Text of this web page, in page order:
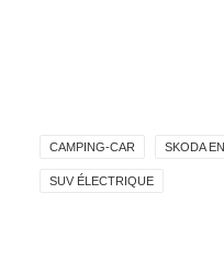
CAMPING-CAR SKODA
SUV ÉLECTRIQUE